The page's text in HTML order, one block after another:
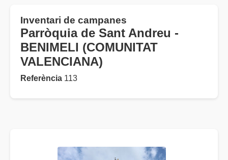
Inventari de campanes
Parròquia de Sant Andreu -
BENIMELI (COMUNITAT
VALENCIANA)
Referència 113